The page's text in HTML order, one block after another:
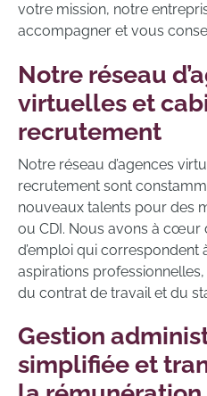
votre mission, notre
accompagner et vous
Notre réseau
virtuelles et
recrutement
Notre réseau d’agences
recrutement sont
nouveaux talents pour des
ou CDI. Nous avons à cœur
d’emploi qui correspondent
aspirations
du contrat de travail et du
Gestion
simplifiée et